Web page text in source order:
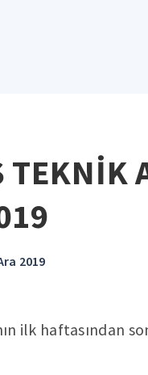
TEKNİK
2019
ilk haftasından